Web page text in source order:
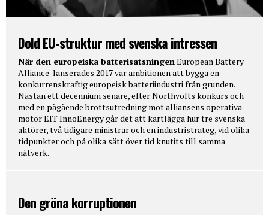
Dold EU-struktur med svenska intressen
När den europeiska batterisatsningenEuropean Battery
Alliance lanserades 2017 var ambitionen att bygga en
konkurrenskraftig europeisk batteriindustri från grunden.
Nästan ett decennium senare, efter Northvolts konkurs och
med en pågående brottsutredning mot alliansens operativa
motor EIT InnoEnergy går det att kartlägga hur tre svenska
aktörer, två tidigare ministrar och en industristrateg, vid olika
tidpunkter och på olika sätt över tid knutits till samma
nätverk.
Den gröna korruptionen